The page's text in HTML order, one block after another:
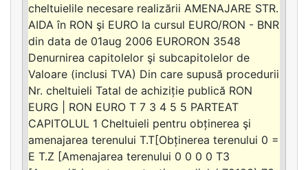
cheltuielile necesare realizării AMENAJARE STR.
AIDA în RON şi EURO la cursul EURO/RON - BNR
din data de 01aug 2006 EURORON 3548
Denurnirea capitolelor şi subcapitolelor de
Valoare (inclusi TVA) Din care supusă procedurii
Nr. cheltuieli Tatal de achiziție publică RON
EURG | RON EURO T 7 3 4 5 5 PARTEAT
CAPITOLUL 1 Cheltuieli pentru obținerea şi
amenajarea terenului T.T[Obținerea terenului 0 =
E T.Z [Amenajarea terenului 0 0 0 0 T3